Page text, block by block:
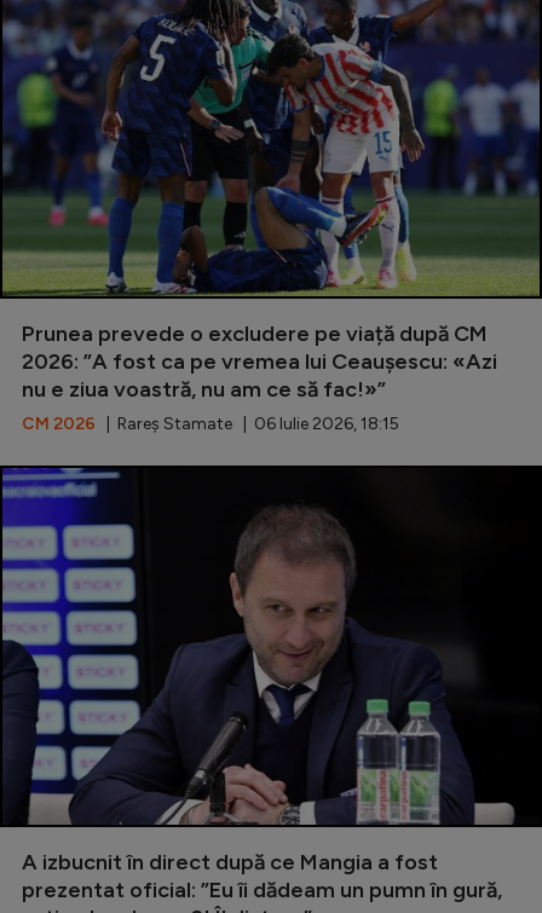
Prunea prevede o excludere pe viață după CM
2026: ”A fost ca pe vremea lui Ceaușescu: «Azi
nu e ziua voastră, nu am ce să fac!»”
CM 2026 | Rareș Stamate | 06 Iulie 2026, 18:15
A izbucnit în direct după ce Mangia a fost
prezentat oficial: ”Eu îi dădeam un pumn în gură,